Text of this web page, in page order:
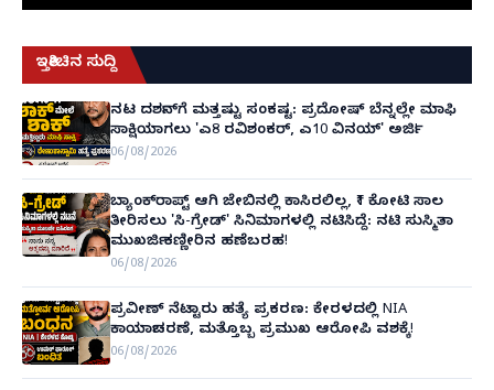
ಇತ್ತೀಚಿನ ಸುದ್ದಿ
ನಟ ದರ್ಶನ್‌ಗೆ ಮತ್ತಷ್ಟು ಸಂಕಷ್ಟ: ಪ್ರದೋಷ್ ಬೆನ್ನಲ್ಲೇ ಮಾಫಿ
ಸಾಕ್ಷಿಯಾಗಲು 'ಎ8 ರವಿಶಂಕರ್, ಎ10 ವಿನಯ್' ಅರ್ಜಿ!
06/08/2026
ಬ್ಯಾಂಕ್‌ರಾಪ್ಟ್‌ ಆಗಿ ಜೇಬಿನಲ್ಲಿ ಕಾಸಿರಲಿಲ್ಲ, ₹1 ಕೋಟಿ ಸಾಲ
ತೀರಿಸಲು 'ಸಿ-ಗ್ರೇಡ್' ಸಿನಿಮಾಗಳಲ್ಲಿ ನಟಿಸಿದ್ದೆ: ನಟಿ ಸುಸ್ಮಿತಾ
ಮುಖರ್ಜಿ ಕಣ್ಣೀರಿನ ಹಣೆಬರಹ!
06/08/2026
ಪ್ರವೀಣ್ ನೆಟ್ಟಾರು ಹತ್ಯೆ ಪ್ರಕರಣ: ಕೇರಳದಲ್ಲಿ NIA
ಕಾರ್ಯಾಚರಣೆ, ಮತ್ತೊಬ್ಬ ಪ್ರಮುಖ ಆರೋಪಿ ವಶಕ್ಕೆ!
06/08/2026